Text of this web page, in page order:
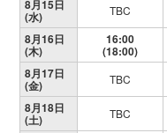
8月15日
(水) TBC
8月16日
(木)
16:00
(18:00)
8月17日
(金) TBC
8月18日
(土) TBC